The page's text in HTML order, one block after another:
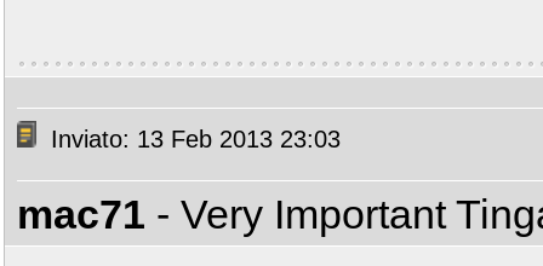
Inviato: 13 Feb 2013 23:03
mac71 - Very Important